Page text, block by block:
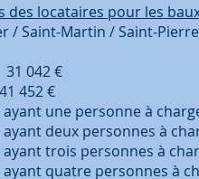
des locataires pour les
/ Saint-Martin / Saint-
042 €
452 €
une personne à
deux personnes à
trois personnes à
quatre personnes à